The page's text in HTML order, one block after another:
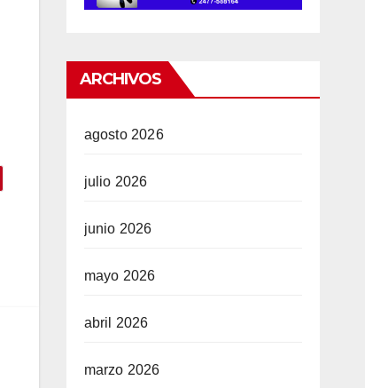
ARCHIVOS
agosto 2026
julio 2026
junio 2026
mayo 2026
abril 2026
marzo 2026